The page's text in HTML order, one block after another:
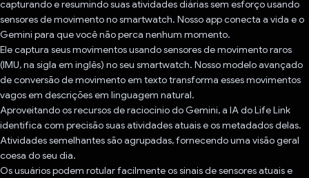
capturando e resumindo suas atividades diárias sem esforço usando
sensores de movimento no smartwatch. Nosso app conecta a vida e o
Gemini para que você não perca nenhum momento.
Ele captura seus movimentos usando sensores de movimento raros
(IMU, na sigla em inglês) no seu smartwatch. Nosso modelo avançado
de conversão de movimento em texto transforma esses movimentos
vagos em descrições em linguagem natural.
Aproveitando os recursos de raciocínio do Gemini, a IA do Life Link
identifica com precisão suas atividades atuais e os metadados delas.
Atividades semelhantes são agrupadas, fornecendo uma visão geral
coesa do seu dia.
Os usuários podem rotular facilmente os sinais de sensores atuais e